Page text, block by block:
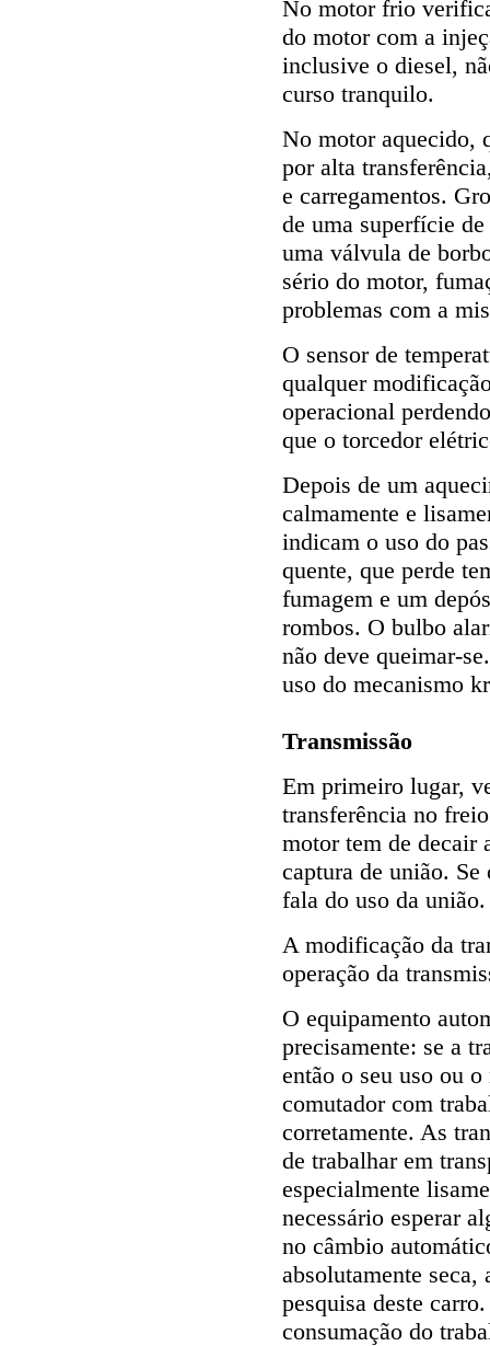
No motor frio
do motor com a
inclusive o diesel,
curso tranquilo.
No motor aquecido,
por alta
e carregamentos.
de uma superfície
uma válvula de
sério do motor,
problemas com a
O sensor de
qualquer
operacional
que o torcedor
Depois de um
calmamente e
indicam o uso do
quente, que perde
fumagem e um
rombos. O bulbo
não deve queimar-
uso do mecanismo
Transmissão
Em primeiro lugar,
transferência no
motor tem de decair
captura de união.
fala do uso da união.
A modificação da
operação da
O equipamento
precisamente: se a
então o seu uso ou
comutador com
corretamente. As
de trabalhar em
especialmente
necessário esperar
no câmbio
absolutamente seca,
pesquisa deste
consumação do